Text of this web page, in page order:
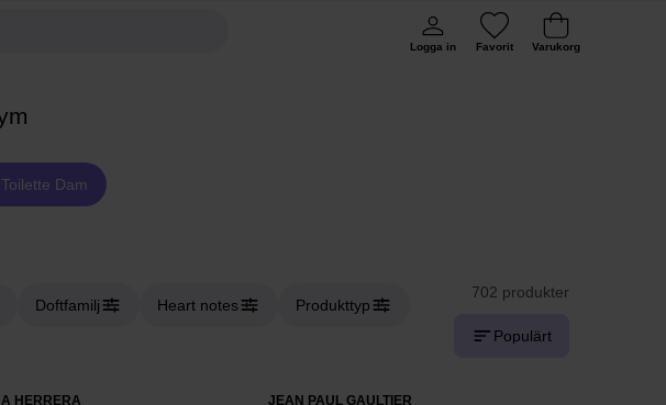
Logga in Favorit Varukorg
Dam
Doftfamilj Heart notes Produkttyp
702 produkter
Populärt
HERRERA JEAN PAUL GAULTIER